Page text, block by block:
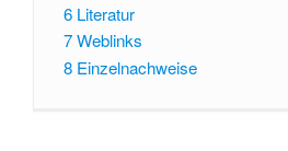
6 Literatur
7Weblinks
8 Einzelnachweise